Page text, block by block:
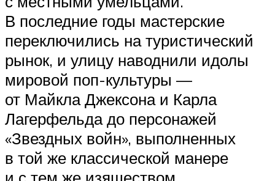
В последние годы мастерские
переключились на туристический
рынок, и улицу наводнили идолы
мировой поп-культуры —
от Майкла Джексона и Карла
Лагерфельда до персонажей
«Звездных войн», выполненных
в той же классической манере